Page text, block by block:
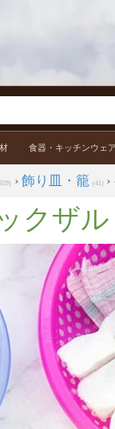
食器・キッチンウェア
› 飾り皿・籠 (41)
クザル